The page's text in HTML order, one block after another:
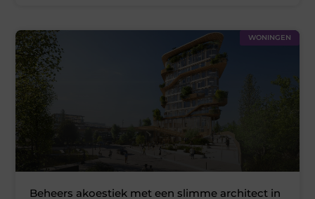
WONINGEN
Beheers akoestiek met een slimme architect in